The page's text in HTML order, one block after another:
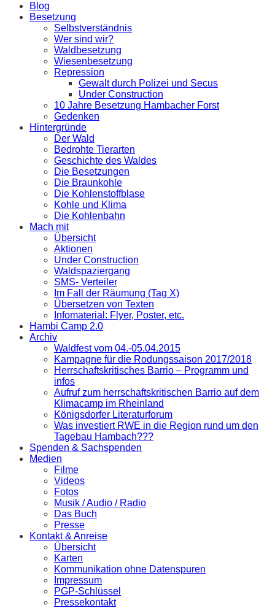
Blog
Besetzung
Selbstverständnis
Wer sind wir?
Waldbesetzung
Wiesenbesetzung
Repression
Gewalt durch Polizei und Secus
Under Construction
10 Jahre Besetzung Hambacher Forst
Gedenken
Hintergründe
Der Wald
Bedrohte Tierarten
Geschichte des Waldes
Die Besetzungen
Die Braunkohle
Die Kohlenstoffblase
Kohle und Klima
Die Kohlenbahn
Mach mit
Übersicht
Aktionen
Under Construction
Waldspaziergang
SMS- Verteiler
Im Fall der Räumung (Tag X)
Übersetzen von Texten
Infomaterial: Flyer, Poster, etc.
Hambi Camp 2.0
Archiv
Waldfest vom 04.-05.04.2015
Kampagne für die Rodungssaison 2017/2018
Herrschaftskritisches Barrio – Programm und
infos
Aufruf zum herrschaftskritischen Barrio auf dem
Klimacamp im Rheinland
Königsdorfer Literaturforum
Was investiert RWE in die Region rund um den
Tagebau Hambach???
Spenden & Sachspenden
Medien
Filme
Videos
Fotos
Musik / Audio / Radio
Das Buch
Presse
Kontakt & Anreise
Übersicht
Karten
Kommunikation ohne Datenspuren
Impressum
PGP-Schlüssel
Pressekontakt